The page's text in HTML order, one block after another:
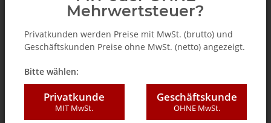
Startseite
Kabel DVB-C
Für Kabel-Empfang
Mehrwertsteuer?
Privatkunden werden Preise mit MwSt. (brutto) und
Geschäftskunden Preise ohne MwSt. (netto) angezeigt.
Bitte wählen:
Privatkunde
MIT MwSt.
Geschäftskunde
OHNE MwSt.